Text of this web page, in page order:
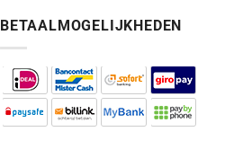
BETAALMOGELIJKHEDEN